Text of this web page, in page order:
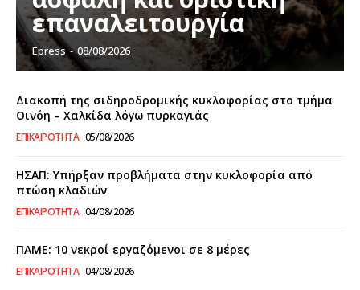
επαναλειτουργία
Epress - 08/08/2026
Διακοπή της σιδηροδρομικής κυκλοφορίας στο τμήμα
Οινόη – Χαλκίδα λόγω πυρκαγιάς
ΕΠΙΚΑΙΡΌΤΗΤΑ 05/08/2026
ΗΣΑΠ: Υπήρξαν προβλήματα στην κυκλοφορία από
πτώση κλαδιών
ΕΠΙΚΑΙΡΌΤΗΤΑ 04/08/2026
ΠΑΜΕ: 10 νεκροί εργαζόμενοι σε 8 μέρες
ΕΠΙΚΑΙΡΌΤΗΤΑ 04/08/2026